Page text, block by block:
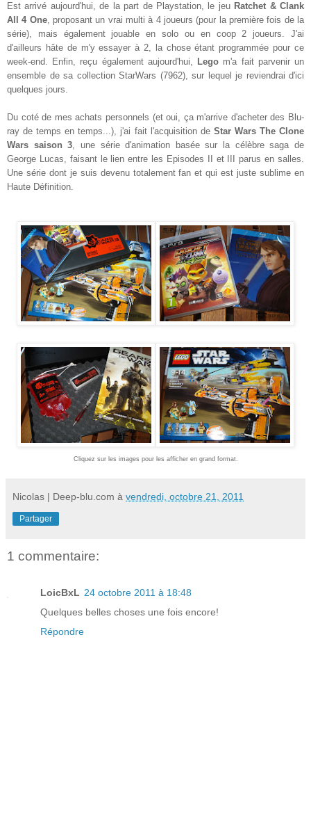
Est arrivé aujourd'hui, de la part de Playstation, le jeu Ratchet & Clank
All 4 One, proposant un vrai multi à 4 joueurs (pour la première fois de la
série), mais également jouable en solo ou en coop 2 joueurs. J'ai
d'ailleurs hâte de m'y essayer à 2, la chose étant programmée pour ce
week-end. Enfin, reçu également aujourd'hui, Lego m'a fait parvenir un
ensemble de sa collection StarWars (7962), sur lequel je reviendrai d'ici
quelques jours.
Du coté de mes achats personnels (et oui, ça m'arrive d'acheter des Blu-
ray de temps en temps...), j'ai fait l'acquisition de Star Wars The Clone
Wars saison 3, une série d'animation basée sur la célèbre saga de
George Lucas, faisant le lien entre les Episodes II et III parus en salles.
Une série dont je suis devenu totalement fan et qui est juste sublime en
Haute Définition.
Cliquez sur les images pour les afficher en grand format.
Nicolas | Deep-blu.com à vendredi, octobre 21, 2011
Partager
1 commentaire:
LoicBxL 24 octobre 2011 à 18:48
Quelques belles choses une fois encore!
Répondre